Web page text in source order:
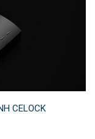
CELOCK